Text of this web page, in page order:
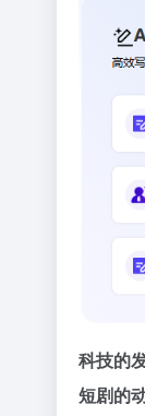
科技的
短剧的